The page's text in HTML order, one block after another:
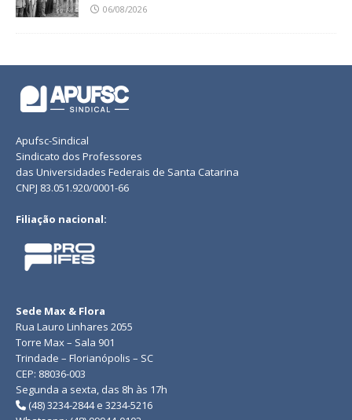
06/08/2026
Apufsc-Sindical
Sindicato dos Professores
das Universidades Federais de Santa Catarina
CNPJ 83.051.920/0001-66
Filiação nacional:
Sede Max & Flora
Rua Lauro Linhares 2055
Torre Max – Sala 901
Trindade – Florianópolis – SC
CEP: 88036-003
Segunda a sexta, das 8h às 17h
(48) 3234-2844 e 3234-5216